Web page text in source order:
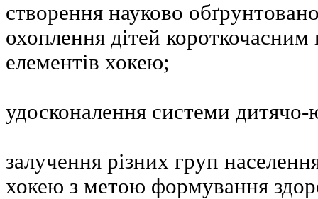
створення науково
охоплення дітей
елементів хокею;
удосконалення системи
залучення різних груп
хокею з метою формування